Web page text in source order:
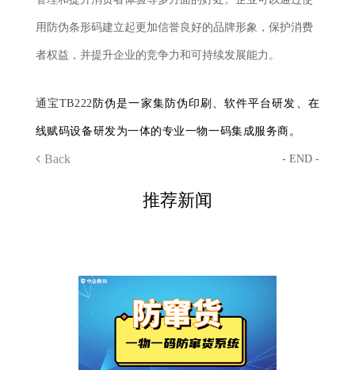
用防伪条形码建立起更加信誉良好的品牌形象，保护消费
者权益，并提升企业的竞争力和可持续发展能力。
通宝TB222 防伪是一家集防伪印刷、软件平台研发、在
线赋码设备研发为一体的专业一物一码集成服务商。
Back - END -
推荐新闻